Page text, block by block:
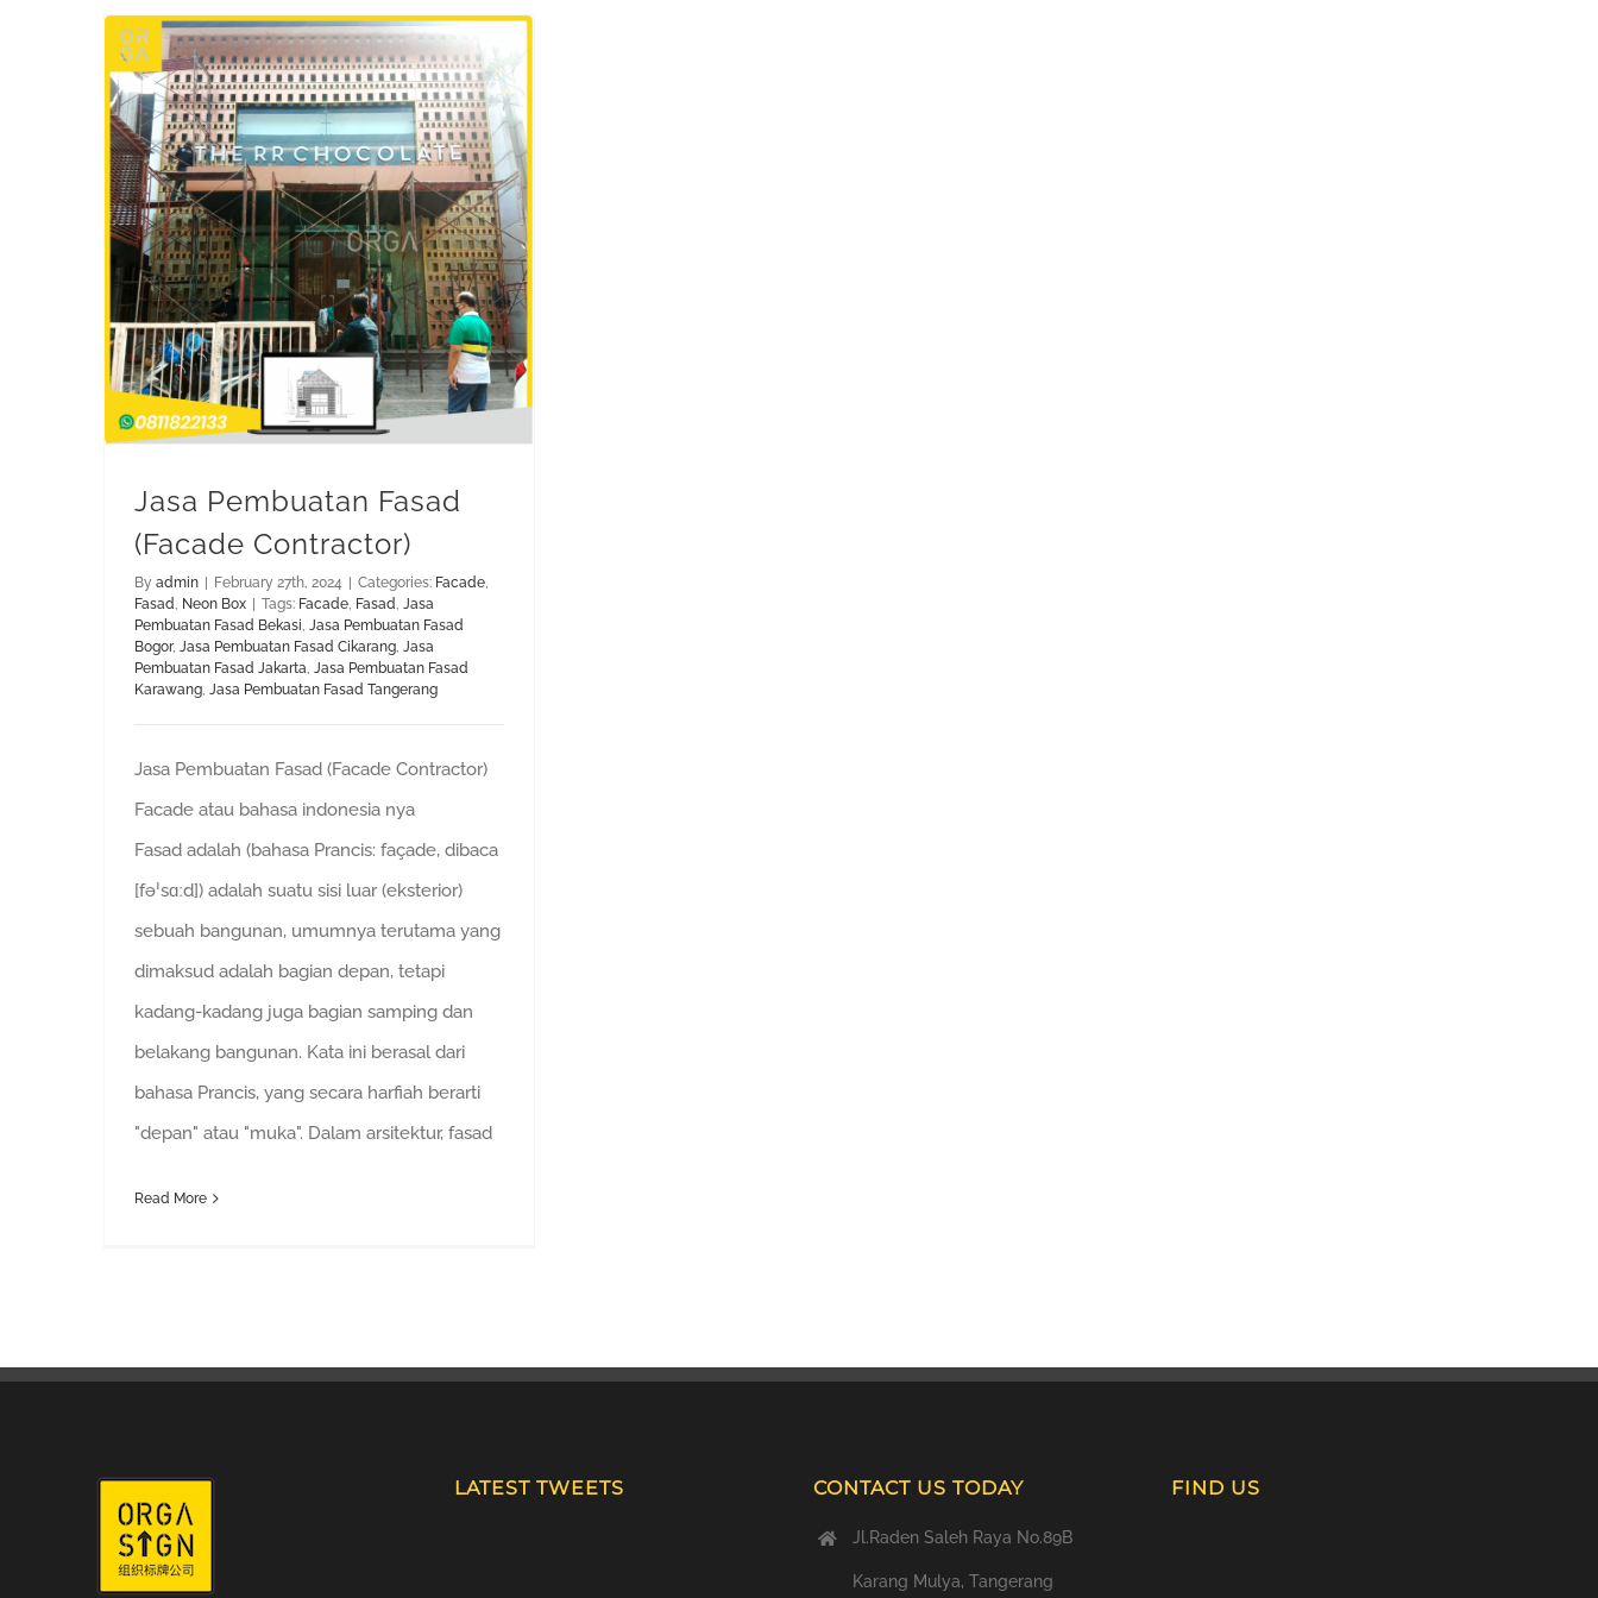
Jasa Pembuatan Fasad
(Facade Contractor)
By admin February 27th, 2024 Categories: Facade,
Fasad, Neon Box Tags: Facade, Fasad, Jasa
Pembuatan Fasad Bekasi, Jasa Pembuatan Fasad
Bogor, Jasa Pembuatan Fasad Cikarang, Jasa
Pembuatan Fasad Jakarta, Jasa Pembuatan Fasad
Karawang, Jasa Pembuatan Fasad Tangerang
Jasa Pembuatan Fasad (Facade Contractor)
Facade atau bahasa indonesia nya
Fasad adalah (bahasa Prancis: façade, dibaca
[fəˈsɑːd]) adalah suatu sisi luar (eksterior)
sebuah bangunan, umumnya terutama yang
dimaksud adalah bagian depan, tetapi
kadang-kadang juga bagian samping dan
belakang bangunan. Kata ini berasal dari
bahasa Prancis, yang secara harfiah berarti
"depan" atau "muka". Dalam arsitektur, fasad
Read More
LATEST TWEETS CONTACT US TODAY
Jl.Raden Saleh Raya No.89B
Karang Mulya, Tangerang
FIND US